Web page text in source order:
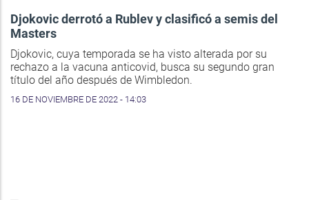
Djokovic derrotó a Rublev y clasificó a semis del
Masters
Djokovic, cuya temporada se ha visto alterada por su
rechazo a la vacuna anticovid, busca su segundo gran
título del año después de Wimbledon.
16 DE NOVIEMBRE DE 2022 - 14:03